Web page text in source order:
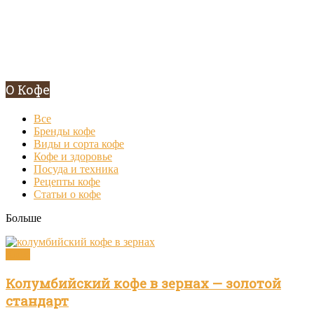
О Кофе
Все
Бренды кофе
Виды и сорта кофе
Кофе и здоровье
Посуда и техника
Рецепты кофе
Статьи о кофе
Больше
Колумбийский кофе в зернах — золотой
стандарт